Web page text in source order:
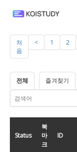
처
음
< 1 2
전체 즐겨찾기
Status
북
마
크
ID